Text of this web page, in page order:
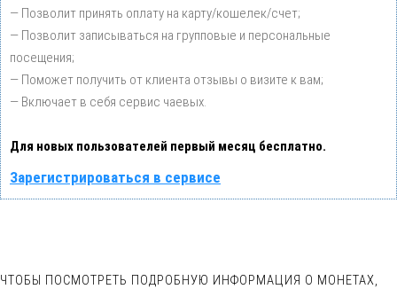
— Позволит принять оплату на карту/кошелек/счет;
— Позволит записываться на групповые и персональные
посещения;
— Поможет получить от клиента отзывы о визите к вам;
— Включает в себя сервис чаевых.
Для новых пользователей первый месяц бесплатно.
Зарегистрироваться в сервисе
ЧТОБЫ ПОСМОТРЕТЬ ПОДРОБНУЮ ИНФОРМАЦИЯ О МОНЕТАХ,